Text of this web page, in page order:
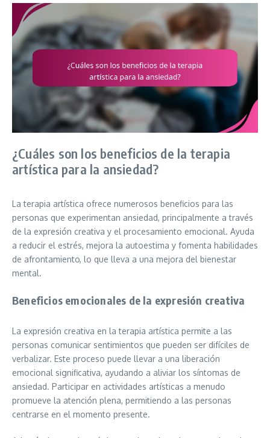
¿Cuáles son los beneficios de la terapia
artística para la ansiedad?
La terapia artística ofrece numerosos beneficios para las
personas que experimentan ansiedad, principalmente a través
de la expresión creativa y el procesamiento emocional. Ayuda
a reducir el estrés, mejora la autoestima y fomenta habilidades
de afrontamiento, lo que lleva a una mejora del bienestar
mental.
Beneficios emocionales de la expresión creativa
La expresión creativa en la terapia artística permite a las
personas comunicar sentimientos que pueden ser difíciles de
verbalizar. Este proceso puede llevar a una liberación
emocional significativa, ayudando a aliviar los síntomas de
ansiedad. Participar en actividades artísticas a menudo
promueve la atención plena, permitiendo a las personas
centrarse en el momento presente.